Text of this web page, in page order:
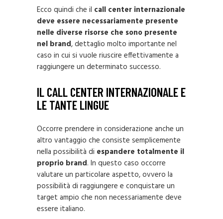
Ecco quindi che il call center internazionale
deve essere necessariamente presente
nelle diverse risorse che sono presente
nel brand, dettaglio molto importante nel
caso in cui si vuole riuscire effettivamente a
raggiungere un determinato successo.
IL CALL CENTER INTERNAZIONALE E
LE TANTE LINGUE
Occorre prendere in considerazione anche un
altro vantaggio che consiste semplicemente
nella possibilità di espandere totalmente il
proprio brand. In questo caso occorre
valutare un particolare aspetto, ovvero la
possibilità di raggiungere e conquistare un
target ampio che non necessariamente deve
essere italiano.